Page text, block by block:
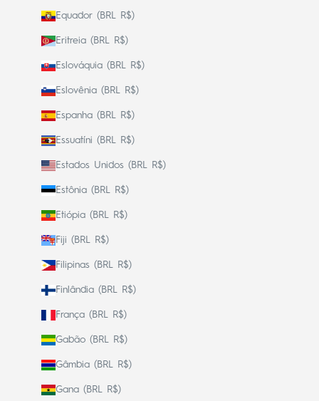
Equador (BRL R$)
Eritreia (BRL R$)
Eslováquia (BRL R$)
Eslovênia (BRL R$)
Espanha (BRL R$)
Essuatíni (BRL R$)
Estados Unidos (BRL R$)
Estônia (BRL R$)
Etiópia (BRL R$)
Fiji (BRL R$)
Filipinas (BRL R$)
Finlândia (BRL R$)
França (BRL R$)
Gabão (BRL R$)
Gâmbia (BRL R$)
Gana (BRL R$)